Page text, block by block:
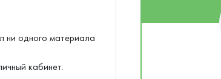
ни одного материала
кабинет.